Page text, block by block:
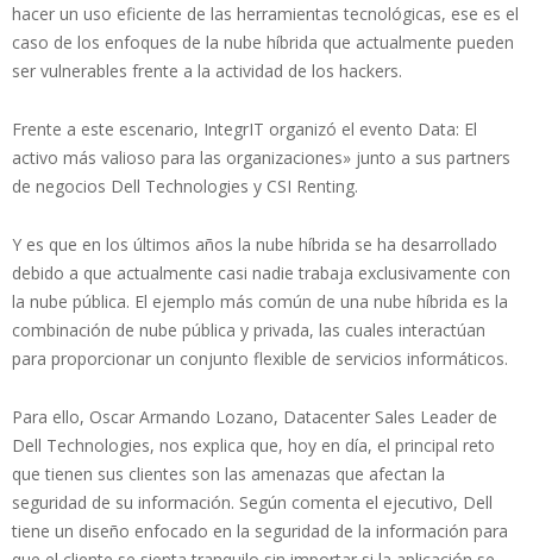
hacer un uso eficiente de las herramientas tecnológicas, ese es el
caso de los enfoques de la nube híbrida que actualmente pueden
ser vulnerables frente a la actividad de los hackers.
Frente a este escenario, IntegrIT organizó el evento Data: El
activo más valioso para las organizaciones» junto a sus partners
de negocios Dell Technologies y CSI Renting.
Y es que en los últimos años la nube híbrida se ha desarrollado
debido a que actualmente casi nadie trabaja exclusivamente con
la nube pública. El ejemplo más común de una nube híbrida es la
combinación de nube pública y privada, las cuales interactúan
para proporcionar un conjunto flexible de servicios informáticos.
Para ello, Oscar Armando Lozano, Datacenter Sales Leader de
Dell Technologies, nos explica que, hoy en día, el principal reto
que tienen sus clientes son las amenazas que afectan la
seguridad de su información. Según comenta el ejecutivo, Dell
tiene un diseño enfocado en la seguridad de la información para